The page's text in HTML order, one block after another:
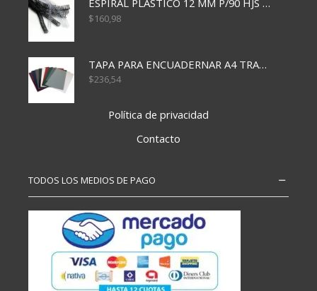
ESPIRAL PLASTICO 12 MM P/90 HJS X50X1500
$160,98
TAPA PARA ENCUADERNAR A4 TRANSP x50x500
$236,54
Política de privacidad
Contacto
TODOS LOS MEDIOS DE PAGO